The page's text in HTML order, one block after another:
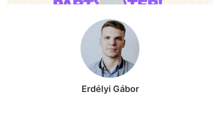
Erdélyi Gábor